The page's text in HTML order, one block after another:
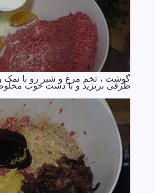
گوشت ، تخم مرغ و شیر رو با نمک
ظرفی بریزید و با دست خوب